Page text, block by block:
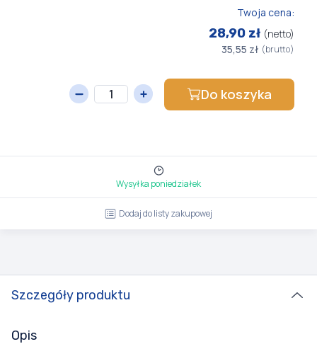
Twoja cena:
28,90 zł (netto)
35,55 zł (brutto)
Do koszyka
Wysyłka poniedziałek
Dodaj do listy zakupowej
Szczegóły produktu
Opis